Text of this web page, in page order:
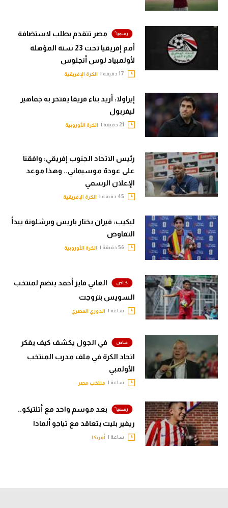
مصر تتقدم بطلب لاستضافة
أمم إفريقيا تحت 23 سنة المؤهلة
لأولمبياد لوس أنجلوس
الكرة الإفريقية
إيراولا: أريد بناء فريقا يفتخر به جماهير
ليفربول
الكرة الأوروبية
رئيس الاتحاد الجنوب إفريقي: وافقنا
على عودة موسيماني.. وهذا موعد
الإعلان الرسمي
الكرة الإفريقية
ليكيب: فيران يختار باريس وبرشلونة يبدأ
التفاوض
الكرة الأوروبية
الغاني فايز أحمد ينضم لمنتخب
السويس بتروجت
ساعة | الدوري المصري
في الجول يكشف كيف يفكر
اتحاد الكرة في ملف مدرب المنتخب
الأولمبي
ساعة | منتخب مصر
بعد موسم واحد مع أتلتيكو..
ريفير بليت يتعاقد مع تياجو ألمادا
ساعة | أمريكا